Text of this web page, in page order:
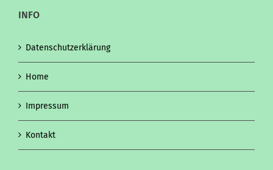
INFO
Datenschutzerklärung
Home
Impressum
Kontakt